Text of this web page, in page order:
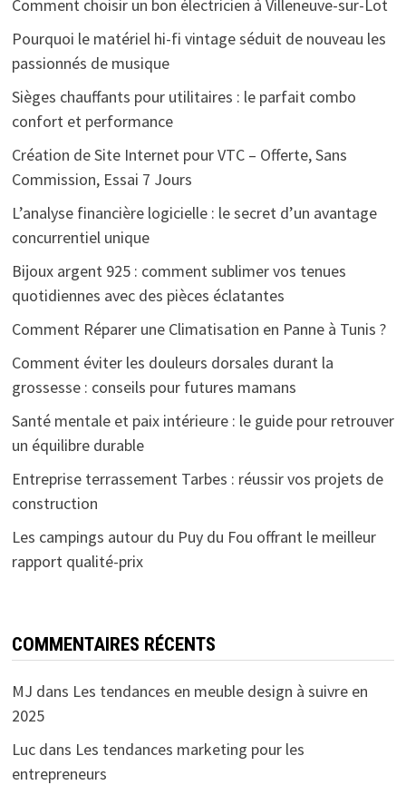
Comment choisir un bon électricien à Villeneuve-sur-Lot
Pourquoi le matériel hi-fi vintage séduit de nouveau les
passionnés de musique
Sièges chauffants pour utilitaires : le parfait combo
confort et performance
Création de Site Internet pour VTC – Offerte, Sans
Commission, Essai 7 Jours
L’analyse financière logicielle : le secret d’un avantage
concurrentiel unique
Bijoux argent 925 : comment sublimer vos tenues
quotidiennes avec des pièces éclatantes
Comment Réparer une Climatisation en Panne à Tunis ?
Comment éviter les douleurs dorsales durant la
grossesse : conseils pour futures mamans
Santé mentale et paix intérieure : le guide pour retrouver
un équilibre durable
Entreprise terrassement Tarbes : réussir vos projets de
construction
Les campings autour du Puy du Fou offrant le meilleur
rapport qualité-prix
COMMENTAIRES RÉCENTS
MJ dans Les tendances en meuble design à suivre en
2025
Lucdans Les tendances marketing pour les
entrepreneurs